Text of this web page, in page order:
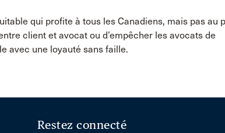
qui profite à tous les Canadiens, mais pas au
client et avocat ou d’empêcher les avocats de
avec une loyauté sans faille.
Restez connecté